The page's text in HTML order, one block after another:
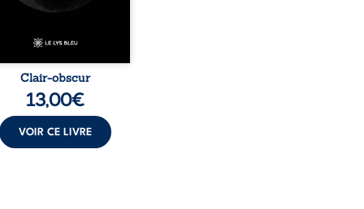
Clair-obscur
13,00€
VOIR CE LIVRE